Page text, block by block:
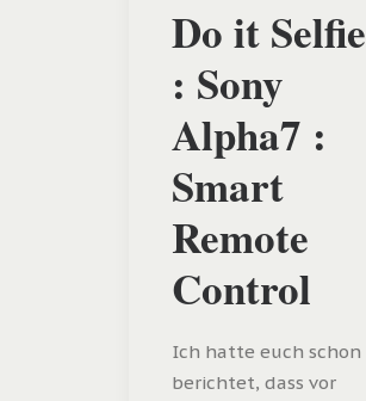
Do it Selfie
: Sony
Alpha7 :
Smart
Remote
Control
Ich hatte euch schon
berichtet, dass vor